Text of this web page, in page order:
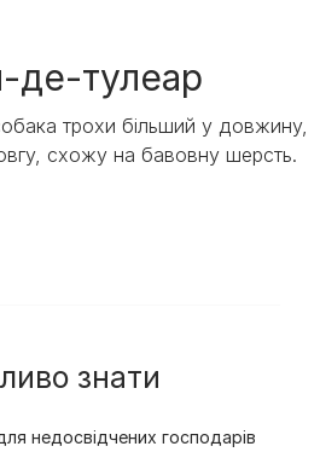
де-тулеар
трохи більший у довжину,
схожу на бавовну шерсть.
знати
недосвідчених господарів